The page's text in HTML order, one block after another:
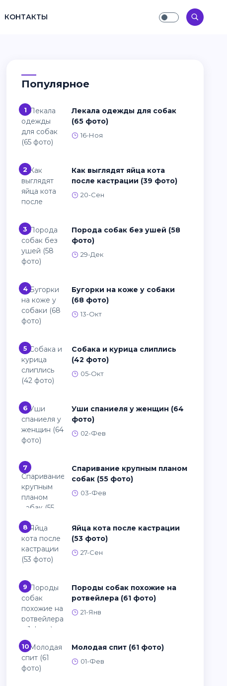
КОНТАКТЫ
Популярное
1
Лекала одежды для собак
(65 фото)
16-Ноя
2
Как выглядят яйца кота
после кастрации (39 фото)
20-Сен
3
Порода собак без ушей (58
фото)
29-Дек
4
Бугорки на коже у собаки
(68 фото)
13-Окт
5
Собака и курица слиплись
(42 фото)
05-Окт
6
Уши спаниеля у женщин (64
фото)
02-Фев
7
Спаривание крупным планом
собак (55 фото)
03-Фев
8
Яйца кота после кастрации
(53 фото)
27-Сен
9
Породы собак похожие на
ротвейлера (61 фото)
21-Янв
10 Молодая спит (61 фото)
01-Фев